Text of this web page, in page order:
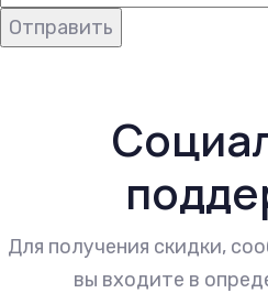
Для получения скидки,
вы входите в